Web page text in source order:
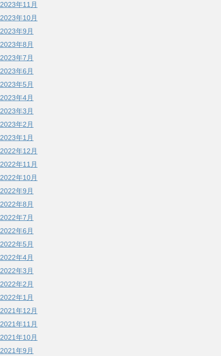
2023年11月
2023年10月
2023年9月
2023年8月
2023年7月
2023年6月
2023年5月
2023年4月
2023年3月
2023年2月
2023年1月
2022年12月
2022年11月
2022年10月
2022年9月
2022年8月
2022年7月
2022年6月
2022年5月
2022年4月
2022年3月
2022年2月
2022年1月
2021年12月
2021年11月
2021年10月
2021年9月